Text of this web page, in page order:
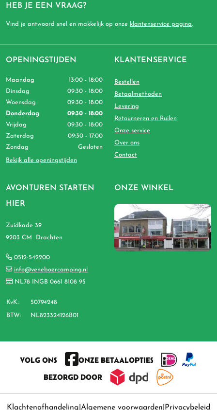
HEB JE EEN VRAAG?
Vind je antwoord snel en makkelijk op onze klantenservice pagina.
AVONTUREN STARTEN
HIER
Zuidkade 39
9203 CM Drachten
0512-542200
info@veneboercamping.nl
NL78 INGB 0661 8108 95
KvK.: 50794248
BTW: NL823324126B01
OPENINGSTIJDEN
Maandag
13:00 - 18:00
Dinsdag
09:30 - 18:00
Woensdag
09:30 - 18:00
Donderdag
09:30 - 18:00
Vrijdag
09:30 - 18:00
Zaterdag
09:30 - 17:00
Zondag
Gesloten
Bekijk alle openingstijden
KLANTENSERVICE
Bestellen
Betaalmethoden
Levering
Retourneren en Ruilen
Onze service
Over ons
Contact
ONZE WINKEL
VOLG ONS
ONZE BETAALOPTIES
BEZORGD DOOR
Klachtenafhandeling Algemene voorwaarden Privacybeleid